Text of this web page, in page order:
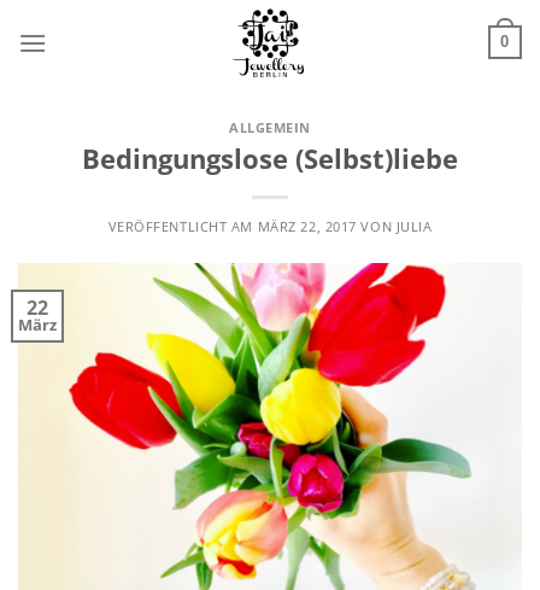
Inhalt
0
ALLGEMEIN
Bedingungslose (Selbst)liebe
VERÖFFENTLICHT AM MÄRZ 22, 2017 VON JULIA
22
März